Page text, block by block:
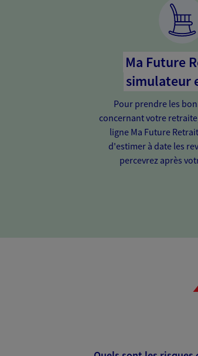
Ma Future
simulateur
Pour prendre les
concernant votre
ligne Ma Future
d'estimer à date les
percevrez après